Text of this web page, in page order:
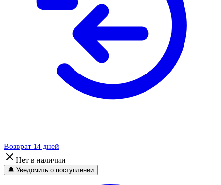
Возврат 14 дней
Нет в наличии
🔔 Уведомить о поступлении